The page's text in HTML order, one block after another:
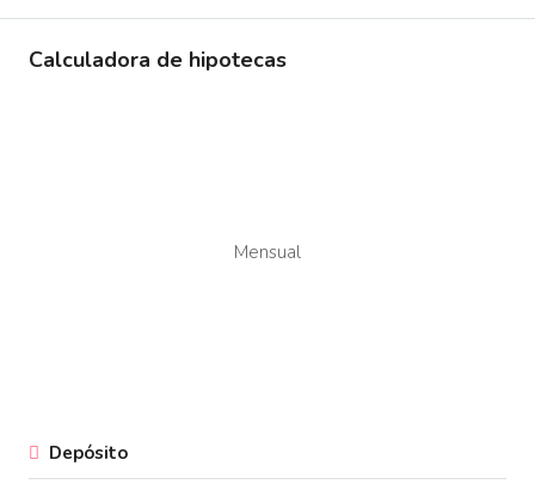
Calculadora de hipotecas
Mensual
Depósito